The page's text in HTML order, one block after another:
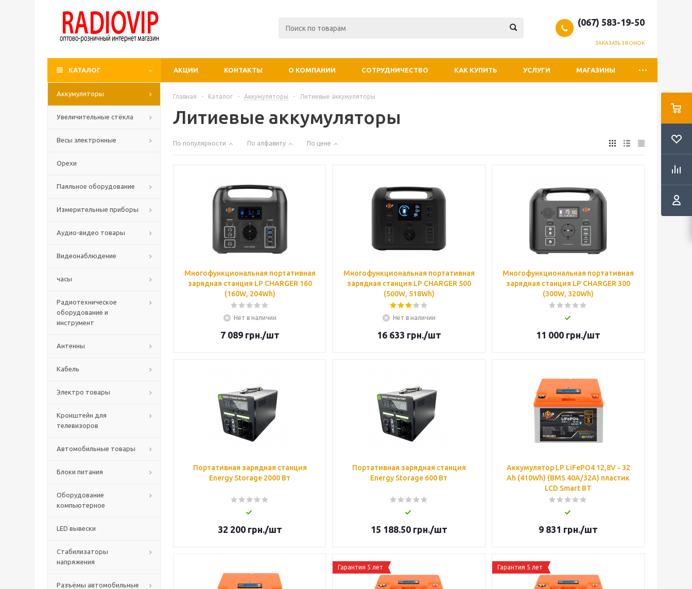
(067) 583-19-50
ЗАКАЗАТЬ ЗВОНОК
КАТАЛОГ АКЦИИ КОНТАКТЫ О КОМПАНИИ СОТРУДНИЧЕСТВО КАК КУПИТЬ УСЛУГИ МАГАЗИНЫ
Аккумуляторы
Увеличительные стёкла
Весы электронные
Орехи
Паяльное оборудование
Измерительные приборы
Аудио-видео товары
Видеонаблюдение
часы
Радиотехническое
оборудование и
инструмент
Антенны
Кабель
Электро товары
Кронштейн для
телевизоров
Автомобильные товары
Блоки питания
Оборудование
компьютерное
LED вывески
Стабилизаторы
напряжения
Разъёмы автомобильные
Главная - Каталог - Аккумуляторы - Литиевые аккумуляторы
Литиевые аккумуляторы
По популярности По алфавиту По цене
Многофункциональная портативная
зарядная станция LP CHARGER 160
(160W, 204Wh)
Нет в наличии
7 089грн./шт
Многофункциональная портативная
зарядная станция LP CHARGER 500
(500W, 518Wh)
Нет в наличии
16 633 грн./шт
Многофункциональная портативная
зарядная станция LP CHARGER 300
(300W, 320Wh)
11 000 грн./шт
Портативная зарядная станция
Energy Storage 2000 Вт
32 200грн./шт
Портативная зарядная станция
Energy Storage 600 Вт
15 188.50грн./шт
Аккумулятор LP LiFePO4 12,8V - 32
Ah (410Wh) (BMS 40А/32A) пластик
LCD Smart BT
9 831 грн./шт
Гарантия 5 лет Гарантия 5 лет